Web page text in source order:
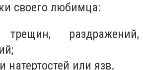
своего любимца:
раздражений,
натертостей или язв.